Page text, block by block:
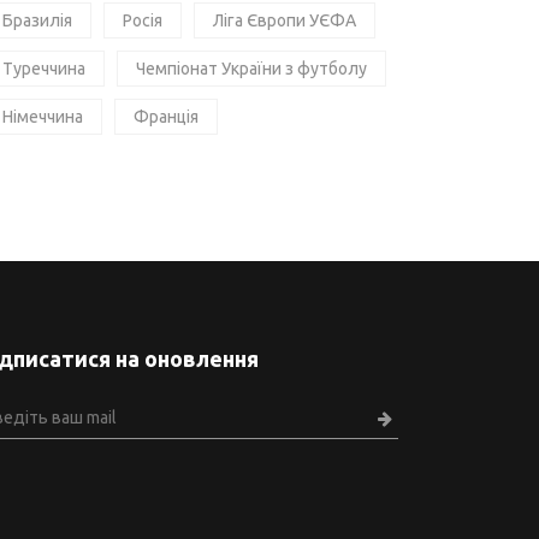
Бразилія Росія Ліга Європи УЄФА
Туреччина Чемпіонат України з футболу
Німеччина Франція
на оновлення